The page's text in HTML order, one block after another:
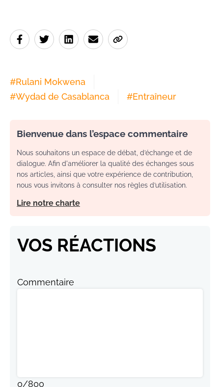
#Rulani Mokwena
#Wydad de Casablanca #Entraîneur
Bienvenue dans l’espace commentaire
Nous souhaitons un espace de débat, d’échange et de
dialogue. Afin d'améliorer la qualité des échanges sous
nos articles, ainsi que votre expérience de contribution,
nous vous invitons à consulter nos règles d’utilisation.
Lire notre charte
VOS RÉACTIONS
Commentaire
0/800